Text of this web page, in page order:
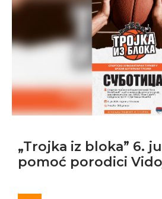
„Trojka iz bloka” 6.
pomoć porodici